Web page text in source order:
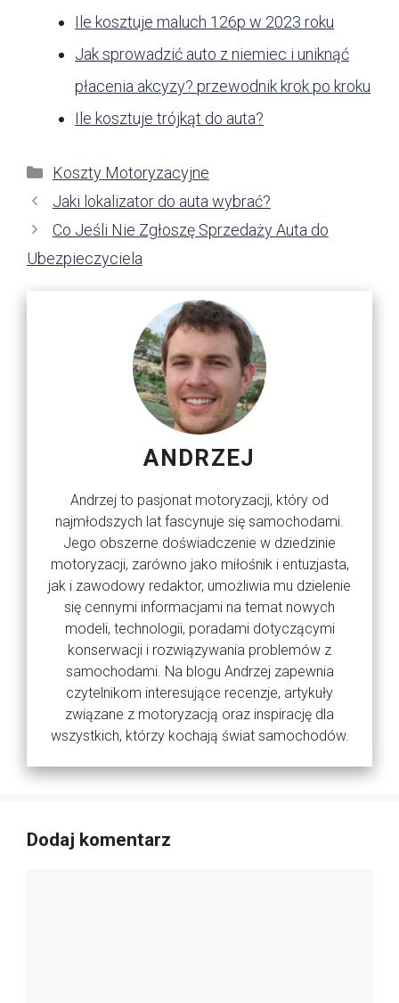
Ile kosztuje maluch 126p w 2023 roku
Jak sprowadzić auto z niemiec i uniknąć
płacenia akcyzy? przewodnik krok po kroku
Ile kosztuje trójkąt do auta?
Kategorie
Koszty Motoryzacyjne
Jaki lokalizator do auta wybrać?
Co Jeśli Nie Zgłoszę Sprzedaży Auta do
Ubezpieczyciela
ANDRZEJ
Andrzej to pasjonat motoryzacji, który od
najmłodszych lat fascynuje się samochodami.
Jego obszerne doświadczenie w dziedzinie
motoryzacji, zarówno jako miłośnik i entuzjasta,
jak i zawodowy redaktor, umożliwia mu dzielenie
się cennymi informacjami na temat nowych
modeli, technologii, poradami dotyczącymi
konserwacji i rozwiązywania problemów z
samochodami. Na blogu Andrzej zapewnia
czytelnikom interesujące recenzje, artykuły
związane z motoryzacją oraz inspirację dla
wszystkich, którzy kochają świat samochodów.
Dodaj komentarz